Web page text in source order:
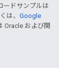
ードサンプルは
は、 Google
Oracle および関